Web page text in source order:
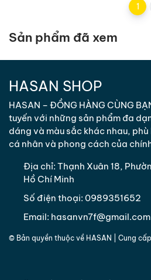
1
Sản phẩm đã xem
HASAN SHOP
HASAN – ĐỒNG HÀNG CÙNG
tuyến với những sản phẩm đa
dáng và màu sắc khác nhau,
cá nhân và phong cách của
Địa chỉ: Thạnh Xuân 18,
Hồ Chí Minh
Số điện thoại: 0989351652
Email: hasanvn7f@gmail.com
© Bản quyền thuộc về HASAN | Cung